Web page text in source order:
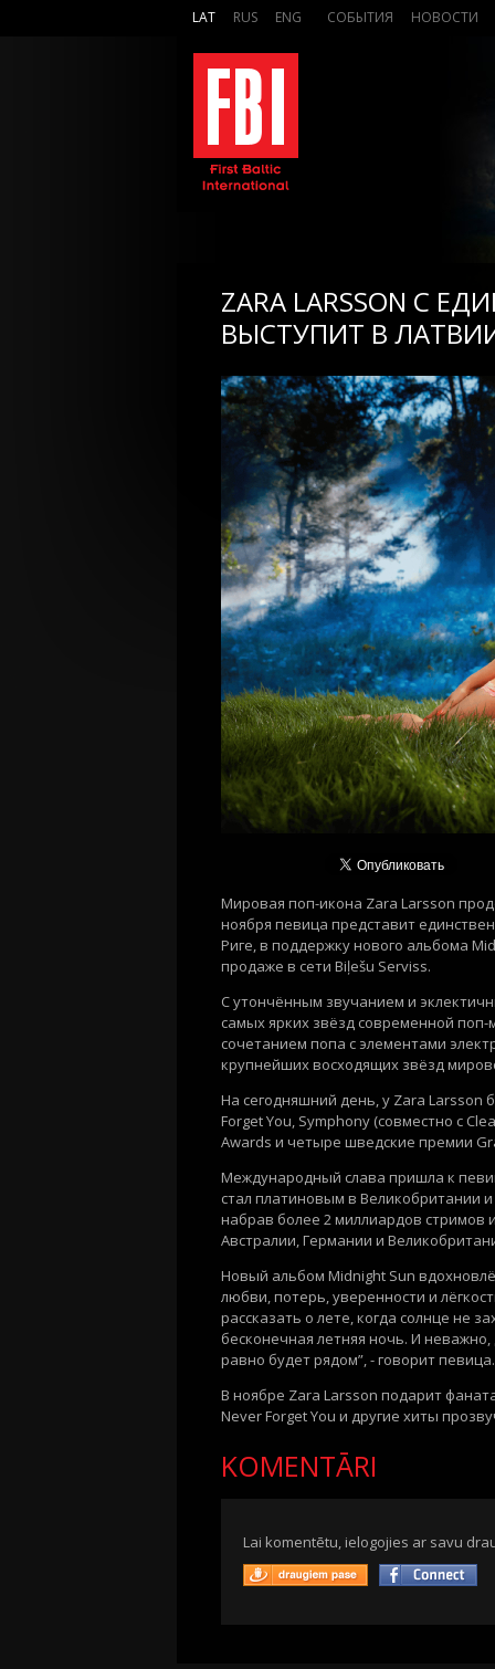
LAT RUS ENG СОБЫТИЯ НОВОСТИ
ZARA LARSSON С
ВЫСТУПИТ В
Мировая поп-икона Zara Larsson
ноября певица представит
Риге, в поддержку нового альбома
продаже в сети Biļešu Serviss.
С утончённым звучанием и
самых ярких звёзд современной
сочетанием попа с элементами
крупнейших восходящих звёзд
На сегодняшний день, у Zara Larsson
ForgetYou, Symphony (совместно с
Awards и четыре шведские премии
Международный слава пришла к
стал платиновым в Великобритании
набрав более 2 миллиардов стримов
Австралии, Германии и
Новый альбом Midnight Sun
любви, потерь, уверенности и
рассказать о лете, когда солнце не
бесконечная летняя ночь. И
равно будет рядом”, - говорит певица.
В ноябре Zara Larsson подарит
NeverForgetYou и другие хиты
KOMENTĀRI
Lai komentētu, ielogojies ar savu